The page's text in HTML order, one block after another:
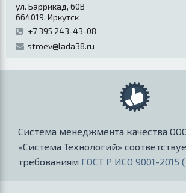
ул. Баррикад, 60В
664019, Иркутск
+7 395 243-43-08
stroev@lada38.ru
Система менеджмента качества
«Система Технологий»
требованиям ГОСТ Р ИСО 9001-2015